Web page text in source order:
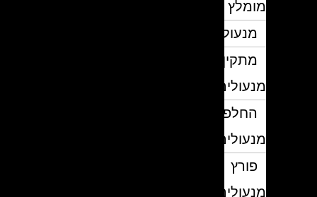
מומלץ
מנעולנים
מתקין
מנעולים
החלפת
מנעולים
פורץ
מנעולים